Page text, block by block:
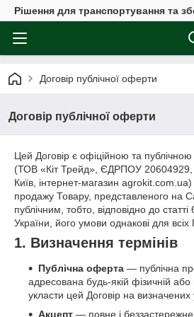
Рішення для транспортування та
Договір публічної оферти
Договір публічної оферти
Цей Договір є офіційною та
(ТОВ «Кіт Трейд», ЄДРПОУ 20604929,
Київ, інтернет-магазин agrokit.com.ua)
продажу Товару, представленого на
публічним, тобто, відповідно до
України, його умови однакові для всіх
1. Визначення термінів
Публічна оферта — публічна
адресована будь-якій фізичній або
укласти цей Договір на визначених
Акцепт — повне і